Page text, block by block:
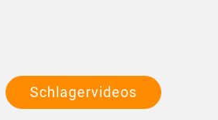
Schlagervideos